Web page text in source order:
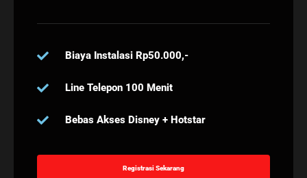
Biaya Instalasi Rp50.000,-
Line Telepon 100 Menit
Bebas Akses Disney + Hotstar
Registrasi Sekarang